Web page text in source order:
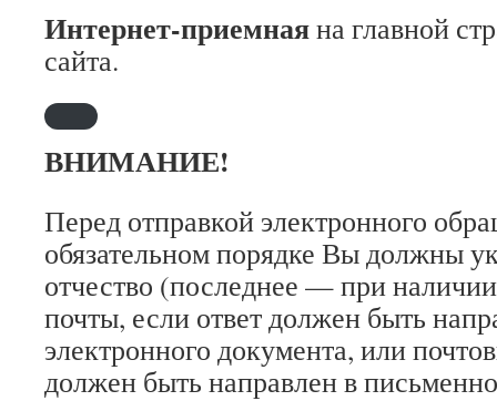
Интернет-приемнаяна главной
сайта.
ВНИМАНИЕ!
Перед отправкой электронного
обязательном порядке Вы должны
отчество (последнее — при
почты, если ответ должен быть
электронного документа, или
должен быть направлен в